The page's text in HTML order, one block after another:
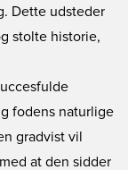
Dette udsteder
stolte historie,
fodens naturlige
gradvist vil
at den sidder